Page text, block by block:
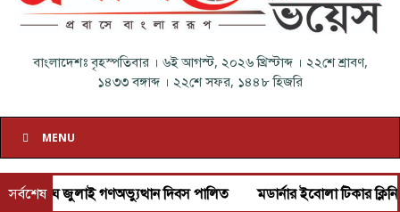
বাংলাদেশঃবৃহস্পতিবার। ৬ই আগস্ট, ২০২৬ খ্রিস্টাব্দ। ২২শে শ্রাবণ,
১৪৩৩ বঙ্গাব্দ । ২২শে সফর, ১৪৪৮ হিজরি
MENU
সর্বশেষ
জুলাই গণঅভ্যুত্থান দিবস পালিত মডার্নার ইবোলা টিকার ক্লিনিক্যাল